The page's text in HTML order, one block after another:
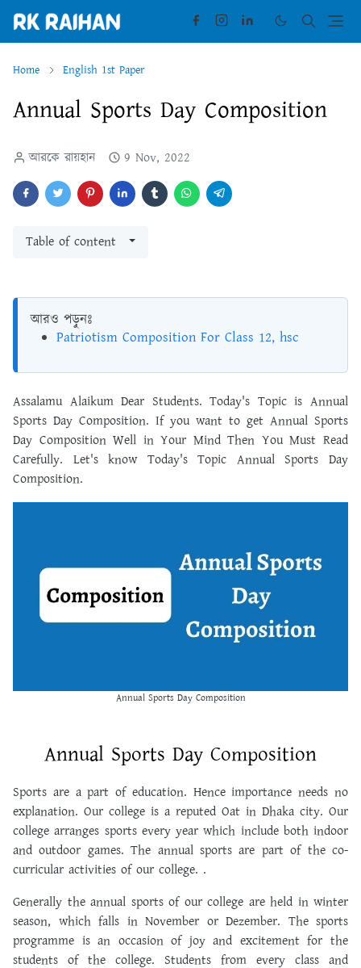
Home English 1st Paper
Annual Sports Day Composition
আরকে রায়হান 9 Nov, 2022
Table of content
আরও পড়ুনঃ
Patriotism Composition For Class 12, hsc
Assalamu Alaikum Dear Students. Today's Topic is Annual
Sports Day Composition. If you want to get Annual Sports
Day Composition Well in Your Mind Then You Must Read
Carefully. Let's know Today's Topic Annual Sports Day
Composition.
Annual Sports Day Composition
Annual Sports Day Composition
Sports are a part of education. Hence importance needs no
explanation. Our college is a reputed Oat in Dhaka city. Our
college arranges sports every year which include both indoor
and outdoor games. The annual sports are part of the co-
curricular activities of our college. .
Generally the annual sports of our college are held in winter
season, which falls in November or Dezember. The sports
programme is an occasion of joy and excitement for the
students of the college. Students from every class and